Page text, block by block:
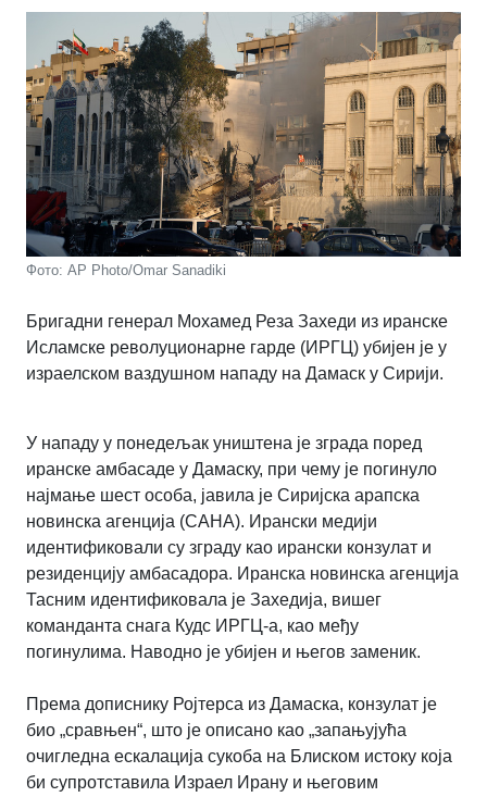
Фото: AP Photo/Omar Sanadiki
Бригадни генерал Мохамед Реза Захеди из иранске
Исламске револуционарне гарде (ИРГЦ) убијен је у
израелском ваздушном нападу на Дамаск у Сирији.
У нападу у понедељак уништена је зграда поред
иранске амбасаде у Дамаску, при чему је погинуло
најмање шест особа, јавила је Сиријска арапска
новинска агенција (САНА). Ирански медији
идентификовали су зграду као ирански конзулат и
резиденцију амбасадора. Иранска новинска агенција
Тасним идентификовала је Захедија, вишег
команданта снага Кудс ИРГЦ-а, као међу
погинулима. Наводно је убијен и његов заменик.
Према дописнику Ројтерса из Дамаска, конзулат је
био „сравњен“, што је описано као „запањујућа
очигледна ескалација сукоба на Блиском истоку која
би супротставила Израел Ирану и његовим